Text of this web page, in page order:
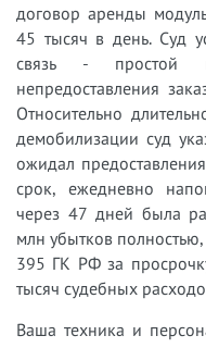
договор аренды
45 тысяч в день. Суд
связь - простой
непредоставления
Относительно
демобилизации суд
ожидал
срок, ежедневно
через 47 дней была
млн убытков
395 ГК РФ за
тысяч судебных
Ваша техника и